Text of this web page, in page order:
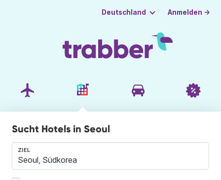
Deutschland Anmelden →
Sucht Hotels in Seoul
ZIEL